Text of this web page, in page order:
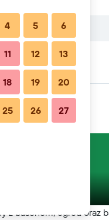
z basenem, ogród oraz
4 5 6
11 12 13
18 19 20
25 26 27